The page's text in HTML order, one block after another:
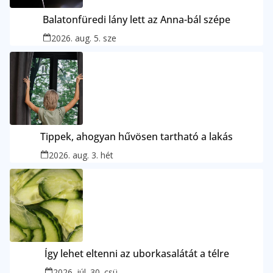
Balatonfüredi lány lett az Anna-bál szépe
2026. aug. 5. sze
Tippek, ahogyan hűvösen tartható a lakás
2026. aug. 3. hét
Így lehet eltenni az uborkasalátát a télre